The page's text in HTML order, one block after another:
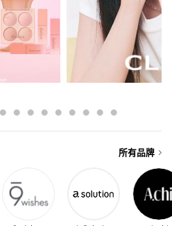
所有品牌